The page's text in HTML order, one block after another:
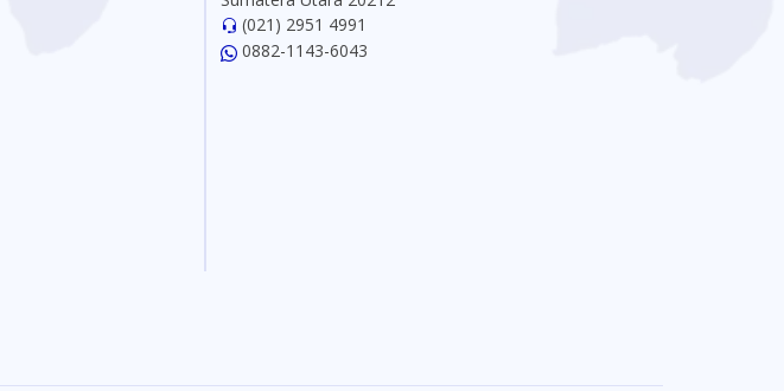
(021) 2951 4991
0882-1143-6043